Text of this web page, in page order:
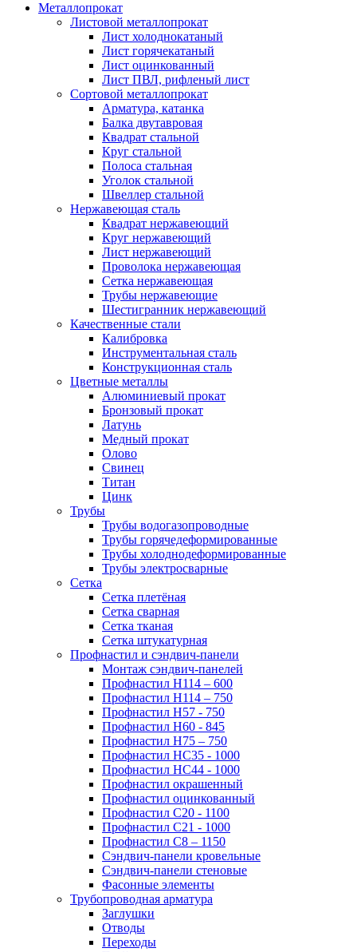
Металлопрокат
Листовой металлопрокат
Лист холоднокатаный
Лист горячекатаный
Лист оцинкованный
Лист ПВЛ, рифленый лист
Сортовой металлопрокат
Арматура, катанка
Балка двутавровая
Квадрат стальной
Круг стальной
Полоса стальная
Уголок стальной
Швеллер стальной
Нержавеющая сталь
Квадрат нержавеющий
Круг нержавеющий
Лист нержавеющий
Проволока нержавеющая
Сетка нержавеющая
Трубы нержавеющие
Шестигранник нержавеющий
Качественные стали
Калибровка
Инструментальная сталь
Конструкционная сталь
Цветные металлы
Алюминиевый прокат
Бронзовый прокат
Латунь
Медный прокат
Олово
Свинец
Титан
Цинк
Трубы
Трубы водогазопроводные
Трубы горячедеформированные
Трубы холоднодеформированные
Трубы электросварные
Сетка
Сетка плетёная
Сетка сварная
Сетка тканая
Сетка штукатурная
Профнастил и сэндвич-панели
Монтаж сэндвич-панелей
Профнастил Н114 – 600
Профнастил Н114 – 750
Профнастил Н57 - 750
Профнастил Н60 - 845
Профнастил Н75 – 750
Профнастил НС35 - 1000
Профнастил НС44 - 1000
Профнастил окрашенный
Профнастил оцинкованный
Профнастил С20 - 1100
Профнастил С21 - 1000
Профнастил С8 – 1150
Сэндвич-панели кровельные
Сэндвич-панели стеновые
Фасонные элементы
Трубопроводная арматура
Заглушки
Отводы
Переходы